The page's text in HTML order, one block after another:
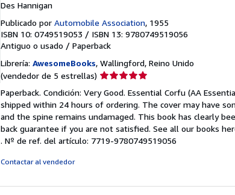
Des Hannigan
Publicado por Automobile Association, 1955
ISBN 10: 0749519053 / ISBN 13: 9780749519056
Antiguo o usado / Paperback
Librería: AwesomeBooks, Wallingford, Reino Unido
(vendedor de 5 estrellas) Calificación
vendedor:
5
de
5
estrellas
Paperback. Condición: Very Good. Essential Corfu (AA
shipped within 24 hours of ordering. The cover may have
and the spine remains undamaged. This book has clearly
back guarantee if you are not satisfied. See all our books
. Nº de ref. del artículo: 7719-9780749519056
Contactar al vendedor